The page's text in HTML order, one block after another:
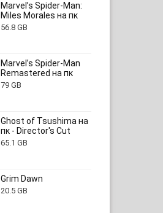
Marvel’s Spider-Man:
Miles Morales на пк
56.8 GB
Marvel’s Spider-Man
Remastered на пк
79 GB
Ghost of Tsushima на
пк - Director's Cut
65.1 GB
Grim Dawn
20.5 GB